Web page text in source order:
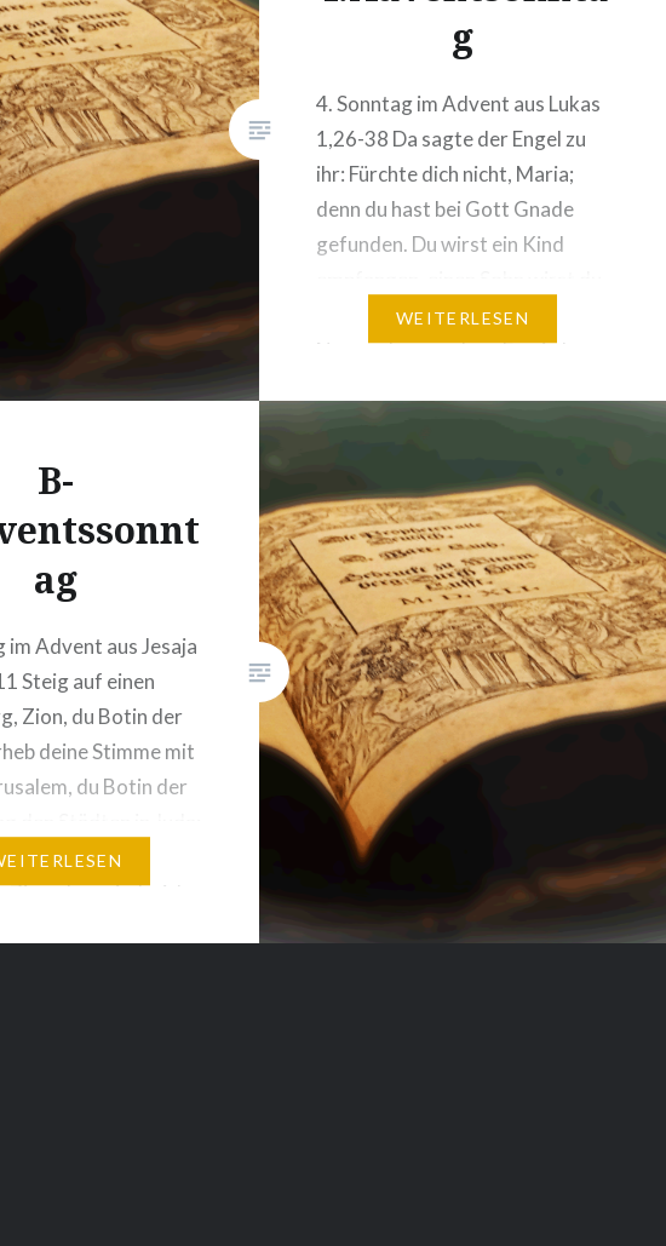
g
4. Sonntag im Advent aus Lukas
1,26-38 Da sagte der Engel zu
ihr: Fürchte dich nicht, Maria;
denn du hast bei Gott Gnade
gefunden. Du wirst ein Kind
gebären: dem sollst du den
Namen Jesus geben. Er wird
Höchsten genannt werden.
WEITERLESEN
B-
ag
im Advent aus Jesaja
Steig auf einen
Zion, du Botin der
deine Stimme mit
du Botin der
euer Gott.
Zion, dass sind wir!